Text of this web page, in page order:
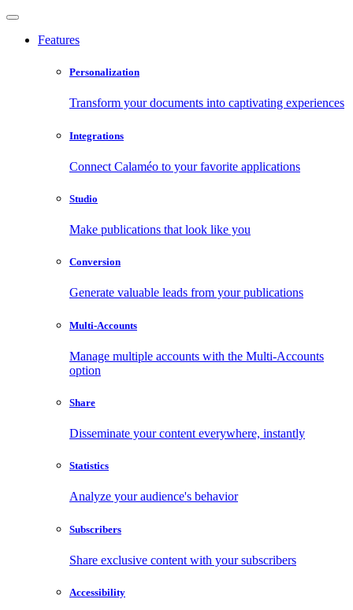
Features
Personalization
Transform your documents into captivating experiences
Integrations
Connect Calaméo to your favorite applications
Studio
Make publications that look like you
Conversion
Generate valuable leads from your publications
Multi-Accounts
Manage multiple accounts with the Multi-Accounts
option
Share
Disseminate your content everywhere, instantly
Statistics
Analyze your audience's behavior
Subscribers
Share exclusive content with your subscribers
Accessibility